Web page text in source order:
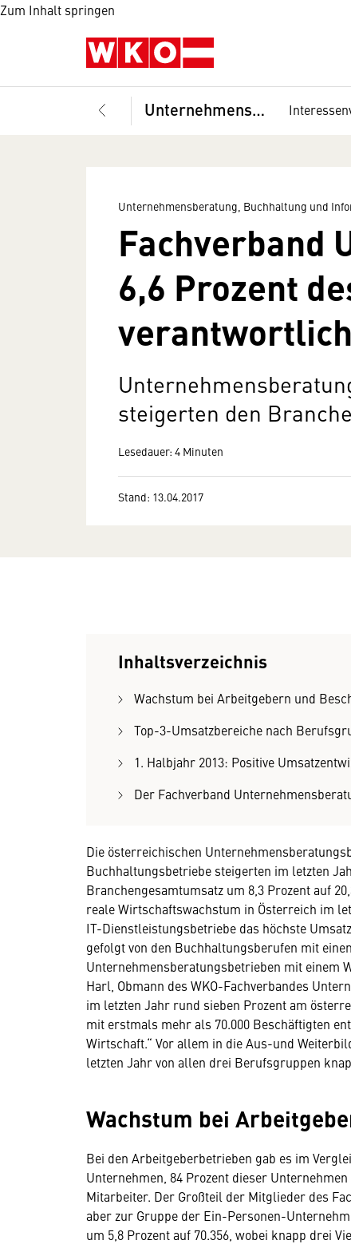
Zum Inhalt springen
Unternehmensberatung, Buchhaltung und Informationstechnologie, Fachverband
Unternehmensberatung, Buchhaltung und
Fachverband
6,6 Prozent
verantwortlich
steigerten den
Lesedauer: 4 Minuten
Stand: 13.04.2017
Inhaltsverzeichnis
Wachstum bei Arbeitgebern und
Top-3-Umsatzbereiche nach
1. Halbjahr 2013: Positive
Der Fachverband
Die österreichischen
Buchhaltungsbetriebe steigerten im letzten
Branchengesamtumsatz um 8,3 Prozent auf
reale Wirtschaftswachstum in Österreich im
IT-Dienstleistungsbetriebe das höchste
gefolgt von den Buchhaltungsberufen mit
Unternehmensberatungsbetrieben mit einem
Harl, Obmann des WKO-Fachverbandes
im letzten Jahr rund sieben Prozent am
mit erstmals mehr als 70.000 Beschäftigten
Wirtschaft.“ Vor allem in die Aus-und
letzten Jahr von allen drei Berufsgruppen
Wachstum bei
Bei den Arbeitgeberbetrieben gab es im
Unternehmen, 84 Prozent dieser
Mitarbeiter. Der Großteil der Mitglieder des
aber zur Gruppe der Ein-Personen-
um 5,8 Prozent auf 70.356, wobei knapp drei